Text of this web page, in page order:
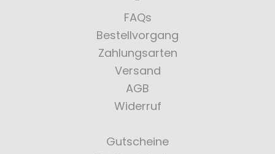
FAQs
Bestellvorgang
Zahlungsarten
Versand
AGB
Widerruf
Gutscheine